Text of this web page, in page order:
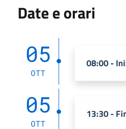
Date e orari
05
OTT
08:00 -
05
OTT
13:30 -